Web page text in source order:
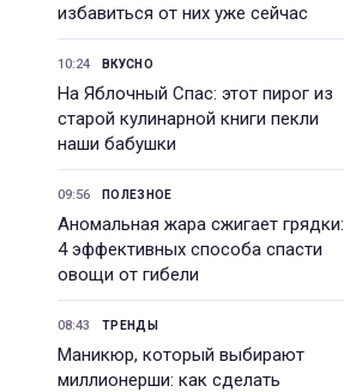
избавиться от них уже сейчас
10:24 ВКУСНО
На Яблочный Спас: этот пирог из
старой кулинарной книги пекли
наши бабушки
09:56 ПОЛЕЗНОЕ
Аномальная жара сжигает грядки:
4 эффективных способа спасти
овощи от гибели
08:43 ТРЕНДЫ
Маникюр, который выбирают
миллионерши: как сделать